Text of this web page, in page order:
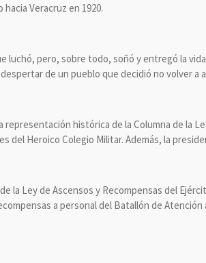
Veracruz en 1920.
luchó, pero, sobre todo, soñó y entregó la
de un pueblo que decidió no volver a
histórica de la Columna de la
del Heroico Colegio Militar. Además, la
la Ley de Ascensos y Recompensas del
a personal del Batallón de